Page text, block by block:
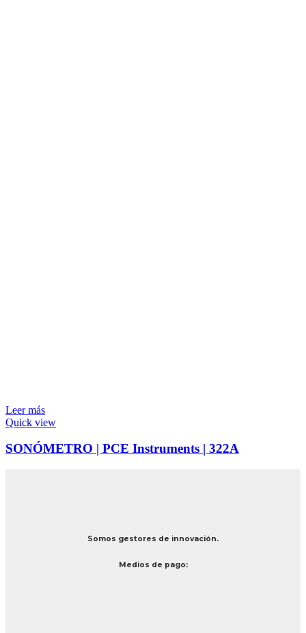
Leer más
Quick view
SONÓMETRO | PCE Instruments | 322A
Somos gestores de innovación.
Medios de pago: